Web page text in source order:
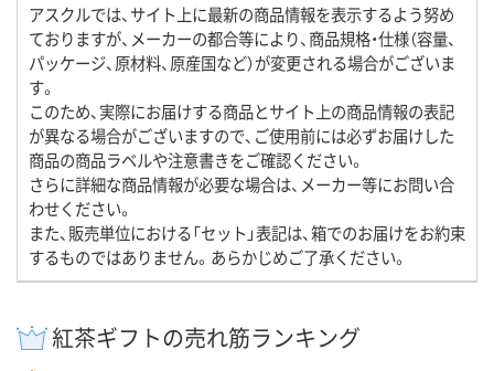
アスクルでは、サイト上に最新の商品情報を表示するよう努め
ておりますが、メーカーの都合等により、商品規格・仕様（容量、
パッケージ、原材料、原産国など）が変更される場合がございま
す。
このため、実際にお届けする商品とサイト上の商品情報の表記
が異なる場合がございますので、ご使用前には必ずお届けした
商品の商品ラベルや注意書きをご確認ください。
さらに詳細な商品情報が必要な場合は、メーカー等にお問い合
わせください。
また、販売単位における「セット」表記は、箱でのお届けをお約束
するものではありません。あらかじめご了承ください。
紅茶ギフトの売れ筋ランキング